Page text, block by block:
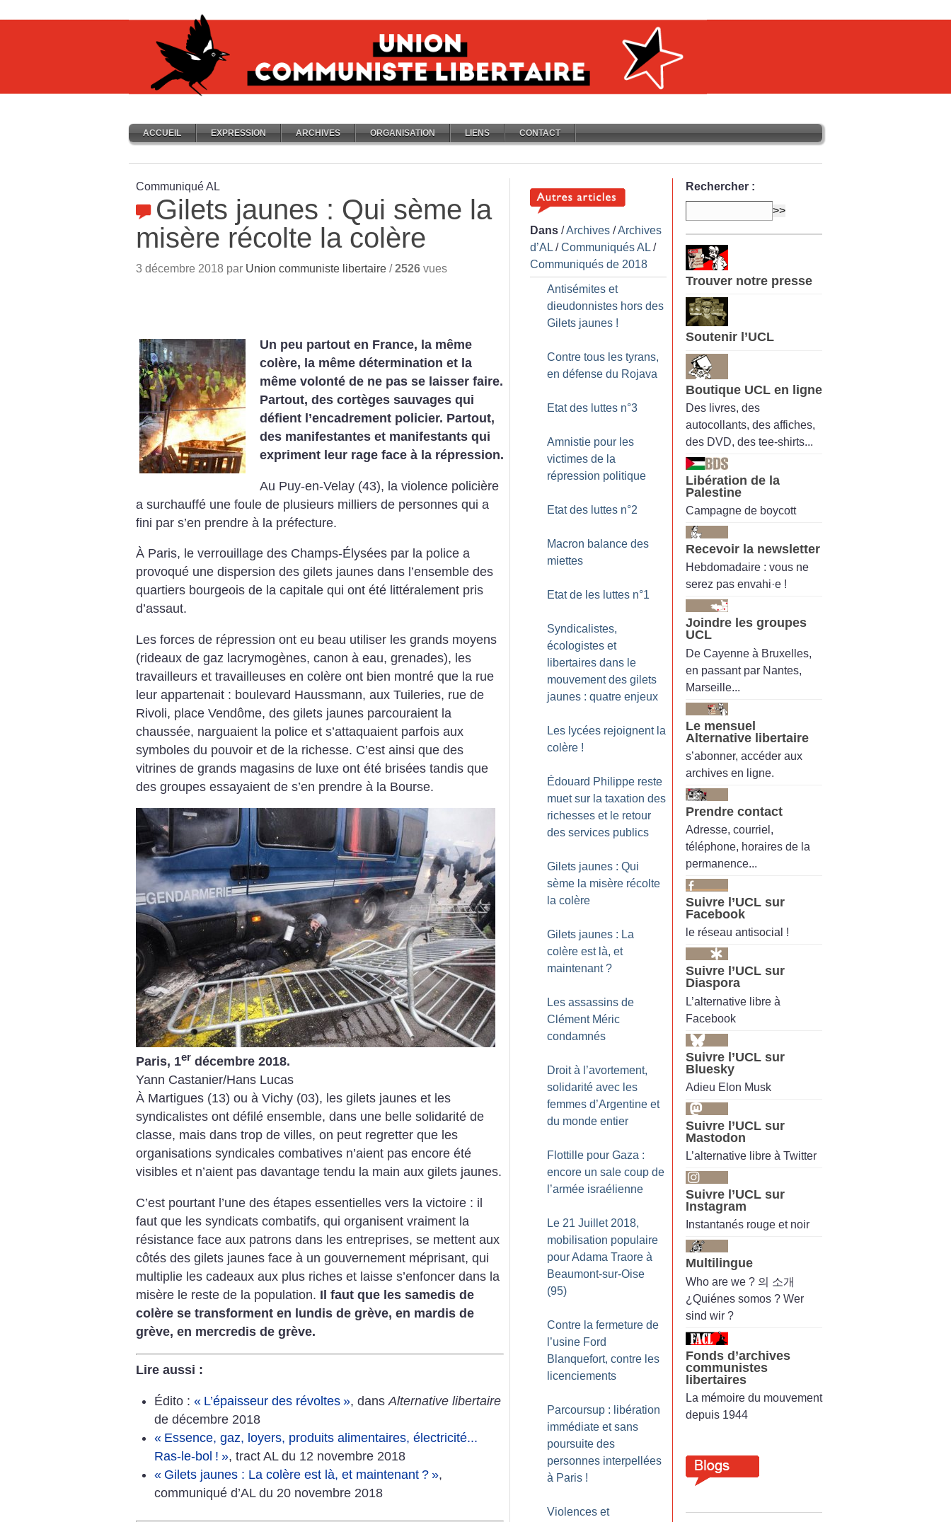
ACCUEIL EXPRESSION ARCHIVES ORGANISATION LIENS CONTACT
Communiqué AL
Gilets jaunes : Qui sème la
misère récolte la colère
3 décembre 2018 par Union communiste libertaire /2526 vues
Un peu partout en France, la même
colère, la même détermination et la
même volonté de ne pas se laisser faire.
Partout, des cortèges sauvages qui
défient l’encadrement policier. Partout,
des manifestantes et manifestants qui
expriment leur rage face à la répression.
Au Puy-en-Velay (43), la violence policière
a surchauffé une foule de plusieurs milliers de personnes qui a
fini par s’en prendre à la préfecture.
À Paris, le verrouillage des Champs-Élysées par la police a
provoqué une dispersion des gilets jaunes dans l’ensemble des
quartiers bourgeois de la capitale qui ont été littéralement pris
d’assaut.
Les forces de répression ont eu beau utiliser les grands moyens
(rideaux de gaz lacrymogènes, canon à eau, grenades), les
travailleurs et travailleuses en colère ont bien montré que la rue
leur appartenait : boulevard Haussmann, aux Tuileries, rue de
Rivoli, place Vendôme, des gilets jaunes parcouraient la
chaussée, narguaient la police et s’attaquaient parfois aux
symboles du pouvoir et de la richesse. C’est ainsi que des
vitrines de grands magasins de luxe ont été brisées tandis que
des groupes essayaient de s’en prendre à la Bourse.
Paris, 1er décembre 2018.
Yann Castanier/Hans Lucas
À Martigues (13) ou à Vichy (03), les gilets jaunes et les
syndicalistes ont défilé ensemble, dans une belle solidarité de
classe, mais dans trop de villes, on peut regretter que les
organisations syndicales combatives n’aient pas encore été
visibles et n’aient pas davantage tendu la main aux gilets jaunes.
C’est pourtant l’une des étapes essentielles vers la victoire : il
faut que les syndicats combatifs, qui organisent vraiment la
résistance face aux patrons dans les entreprises, se mettent aux
côtés des gilets jaunes face à un gouvernement méprisant, qui
multiplie les cadeaux aux plus riches et laisse s’enfoncer dans la
misère le reste de la population. Il faut que les samedis de
colère se transforment en lundis de grève, en mardis de
grève, en mercredis de grève.
Lire aussi :
Édito :« L’épaisseur des révoltes », dansAlternative libertaire
de décembre 2018
« Essence, gaz, loyers, produits alimentaires, électricité...
Ras-le-bol ! », tract AL du 12 novembre 2018
« Gilets jaunes : La colère est là, et maintenant ? »,
communiqué d’AL du 20 novembre 2018
Dans /Archives /Archives
d’AL /Communiqués AL /
Communiqués de 2018
Antisémites et
dieudonnistes hors des
Gilets jaunes !
Contre tous les tyrans,
en défense du Rojava
Etat des luttes n°3
Amnistie pour les
victimes de la
répression politique
Etat des luttes n°2
Macron balance des
miettes
Etat de les luttes n°1
Syndicalistes,
écologistes et
libertaires dans le
mouvement des gilets
jaunes : quatre enjeux
Les lycées rejoignent la
colère !
Édouard Philippe reste
muet sur la taxation des
richesses et le retour
des services publics
Gilets jaunes : Qui
sème la misère récolte
la colère
Gilets jaunes : La
colère est là, et
maintenant ?
Les assassins de
Clément Méric
condamnés
Droit à l’avortement,
solidarité avec les
femmes d’Argentine et
du monde entier
Flottille pour Gaza :
encore un sale coup de
l’armée israélienne
Le 21 Juillet 2018,
mobilisation populaire
pour Adama Traore à
Beaumont-sur-Oise
(95)
Contre la fermeture de
l’usine Ford
Blanquefort, contre les
licenciements
Parcoursup : libération
immédiate et sans
poursuite des
personnes interpellées
à Paris !
Violences et
Rechercher :
Trouver notre presse
Soutenir l’UCL
Boutique UCL en ligne
Des livres, des
autocollants, des affiches,
des DVD, des tee-shirts...
Libération de la
Palestine
Campagne de boycott
Recevoir la newsletter
Hebdomadaire : vous ne
serez pas envahi·e !
Joindre les groupes
UCL
De Cayenne à Bruxelles,
en passant par Nantes,
Marseille...
Le mensuel
Alternative libertaire
s’abonner, accéder aux
archives en ligne.
Prendre contact
Adresse, courriel,
téléphone, horaires de la
permanence...
Suivre l’UCL sur
Facebook
le réseau antisocial !
Suivre l’UCL sur
Diaspora
L’alternative libre à
Facebook
Suivre l’UCL sur
Bluesky
Adieu Elon Musk
Suivre l’UCL sur
Mastodon
L’alternative libre à Twitter
Suivre l’UCL sur
Instagram
Instantanés rouge et noir
Multilingue
Who are we ? 의 소개
¿Quiénes somos ? Wer
sind wir ?
Fonds d’archives
communistes
libertaires
La mémoire du mouvement
depuis 1944